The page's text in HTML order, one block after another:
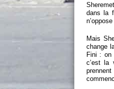
dans la
Mais
change
Fini : on
c’est la